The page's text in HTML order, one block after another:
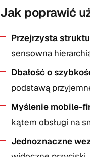
Jak poprawić
Przejrzysta
sensowna
Dbałość o
podstawą
Myślenie mobile-
kątem obsługi na
Jednoznaczne